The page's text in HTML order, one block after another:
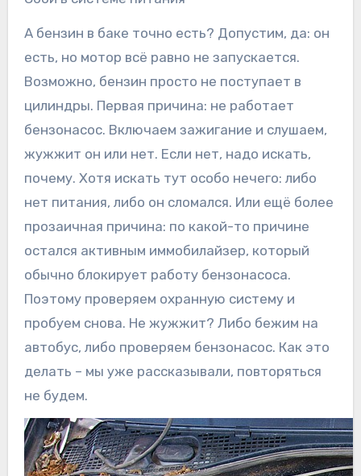
А бензин в баке точно есть? Допустим, да: он
есть, но мотор всё равно не запускается.
Возможно, бензин просто не поступает в
цилиндры. Первая причина: не работает
бензонасос. Включаем зажигание и слушаем,
жужжит он или нет. Если нет, надо искать,
почему. Хотя искать тут особо нечего: либо
нет питания, либо он сломался. Или ещё более
прозаичная причина: по какой-то причине
остался активным иммобилайзер, который
обычно блокирует работу бензонасоса.
Поэтому проверяем охранную систему и
пробуем снова. Не жужжит? Либо бежим на
автобус, либо проверяем бензонасос. Как это
делать – мы уже рассказывали, повторяться
не будем.